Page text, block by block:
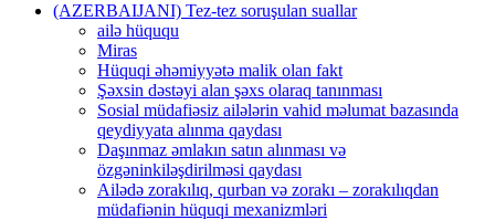
(AZERBAIJANI) Tez-tez soruşulan suallar
ailə hüququ
Miras
Hüquqi əhəmiyyətə malik olan fakt
Şəxsin dəstəyi alan şəxs olaraq tanınması
Sosial müdafiəsiz ailələrin vahid məlumat bazasında
qeydiyyata alınma qaydası
Daşınmaz əmlakın satın alınması və
özgəninkiləşdirilməsi qaydası
Ailədə zorakılıq, qurban və zorakı – zorakılıqdan
müdafiənin hüquqi mexanizmləri